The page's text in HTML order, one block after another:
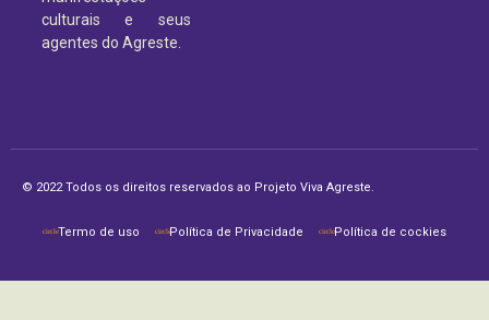
culturais e seus
agentes do Agreste.
© 2022 Todos os direitos reservados ao Projeto Viva Agreste.
Termo de uso Política de Privacidade Política de cockies